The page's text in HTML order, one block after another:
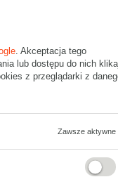
ogrodniczym, w
oraz bezpieczeństwo
. Akceptacja tego
lub dostępu do nich
z przeglądarki z
Zawsze aktywne